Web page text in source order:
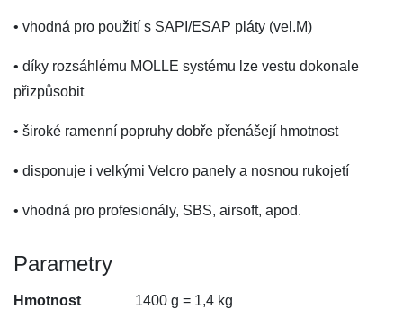
• vhodná pro použití s SAPI/ESAP pláty (vel.M)
• díky rozsáhlému MOLLE systému lze vestu dokonale
přizpůsobit
• široké ramenní popruhy dobře přenášejí hmotnost
• disponuje i velkými Velcro panely a nosnou rukojetí
• vhodná pro profesionály, SBS, airsoft, apod.
Parametry
Hmotnost 1400 g = 1,4 kg